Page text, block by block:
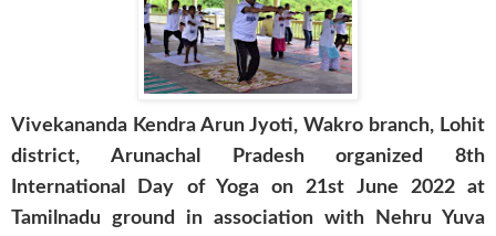
Vivekananda Kendra Arun Jyoti, Wakro branch, Lohit
district, Arunachal Pradesh organized 8th
International Day of Yoga on 21st June 2022 at
Tamilnadu ground in association with Nehru Yuva